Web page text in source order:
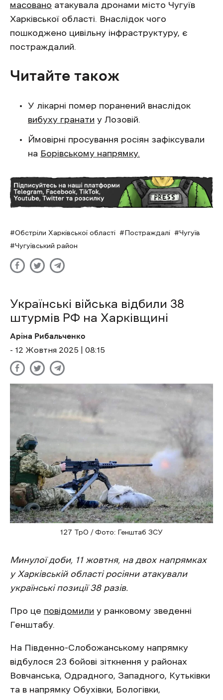
масовано атакувала дронами місто Чугуїв
Харківської області. Внаслідок чого
пошкоджено цивільну інфраструктуру, є
постраждалий.
Читайте також
У лікарні помер поранений внаслідок
вибуху гранати у Лозовій.
Ймовірні просування росіян зафіксували
на Борівському напрямку.
Обстріли Харківської області Постраждалі
Чугуїв
Чугуївський район
Українські війська відбили 38
штурмів РФ на Харківщині
Аріна Рибальченко
- 12 Жовтня 2025 | 08:15
127 ТрО / Фото: Генштаб ЗСУ
Минулої доби, 11 жовтня, на двох напрямках
у Харківській області росіяни атакували
українські позиції 38 разів.
Про це повідомили у ранковому зведенні
Генштабу.
На Південно-Слобожанському напрямку
відбулося 23 бойові зіткнення у районах
Вовчанська, Одрадного, Западного, Кутьківки
та в напрямку Обухівки, Бологівки,